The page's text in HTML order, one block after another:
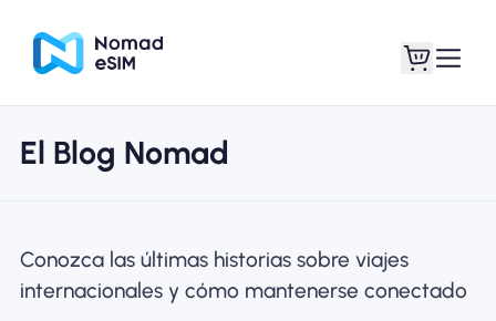
Entra / Registrarse
Planes de la tienda
El Blog Nomad
Conozca las últimas historias sobre viajes
internacionales y cómo mantenerse conectado